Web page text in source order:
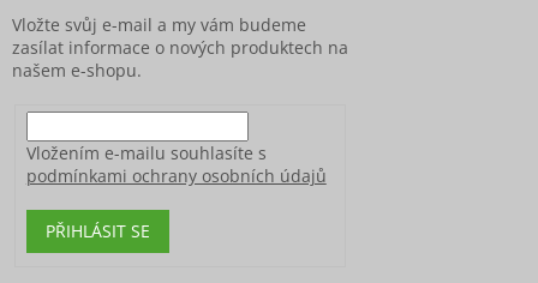
Vložte svůj e-mail a my vám budeme
zasílat informace o nových produktech na
našem e-shopu.
Vložením e-mailu souhlasíte s
podmínkami ochrany osobních údajů
PŘIHLÁSIT SE